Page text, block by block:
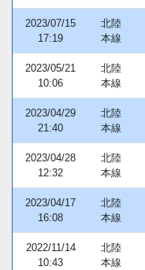
2023/07/15
17:19
北陸
本線
2023/05/21
10:06
北陸
本線
2023/04/29
21:40
北陸
本線
2023/04/28
12:32
北陸
本線
2023/04/17
16:08
北陸
本線
2022/11/14
10:43
北陸
本線